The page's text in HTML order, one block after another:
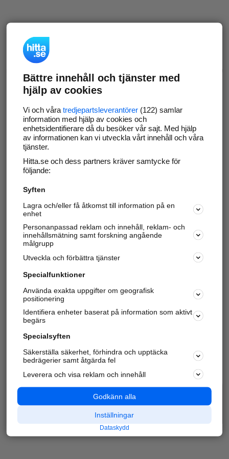
Bättre innehåll och tjänster med
hjälp av cookies
Vi och våra tredjepartsleverantörer(122) samlar
information med hjälp av cookies och
enhetsidentifierare då du besöker vår sajt. Med hjälp
av informationen kan vi utveckla vårt innehåll och våra
tjänster.
Hitta.se och dess partners kräver samtycke för
följande:
Syften
Lagra och/eller få åtkomst till information på en
enhet
Personanpassad reklam och innehåll, reklam- och
innehållsmätning samt forskning angående
målgrupp
Utveckla och förbättra tjänster
Specialfunktioner
Använda exakta uppgifter om geografisk
positionering
Identifiera enheter baserat på information som aktivt
begärs
Specialsyften
Säkerställa säkerhet, förhindra och upptäcka
bedrägerier samt åtgärda fel
Leverera och visa reklam och innehåll
Godkänn alla
Inställningar
Dataskydd